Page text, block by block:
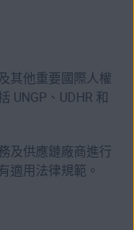
其他重要國際人權
UNGP、UDHR 和
及供應鏈廠商進行
適用法律規範。